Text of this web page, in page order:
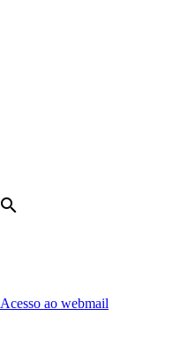
search
Acesso ao webmail